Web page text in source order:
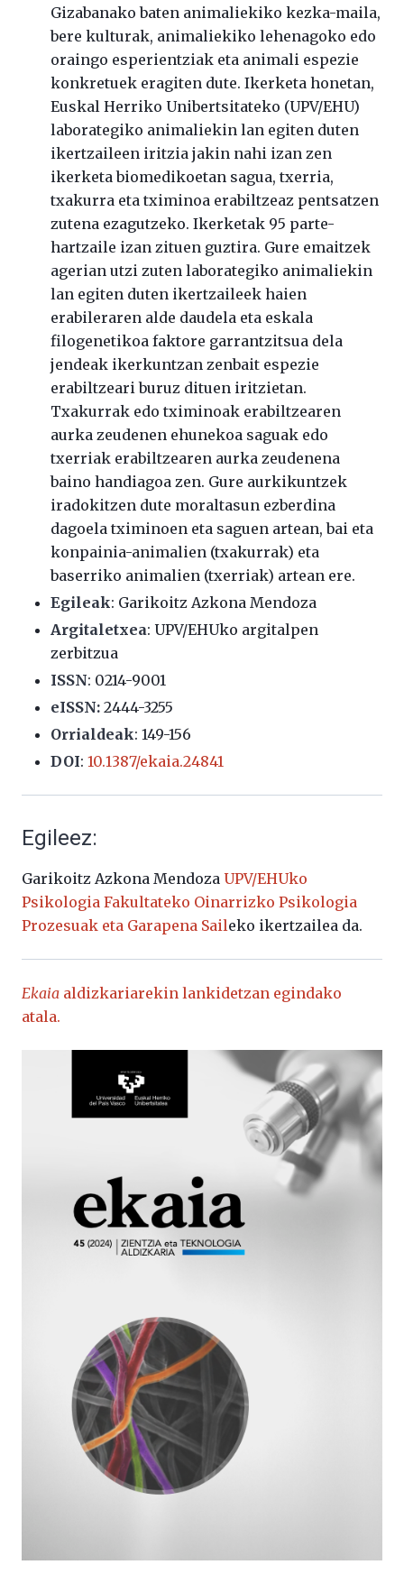
Gizabanako baten animaliekiko kezka-maila,
bere kulturak, animaliekiko lehenagoko edo
oraingo esperientziak eta animali espezie
konkretuek eragiten dute. Ikerketa honetan,
Euskal Herriko Unibertsitateko (UPV/EHU)
laborategiko animaliekin lan egiten duten
ikertzaileen iritzia jakin nahi izan zen
ikerketa biomedikoetan sagua, txerria,
txakurra eta tximinoa erabiltzeaz pentsatzen
zutena ezagutzeko. Ikerketak 95 parte-
hartzaile izan zituen guztira. Gure emaitzek
agerian utzi zuten laborategiko animaliekin
lan egiten duten ikertzaileek haien
erabileraren alde daudela eta eskala
filogenetikoa faktore garrantzitsua dela
jendeak ikerkuntzan zenbait espezie
erabiltzeari buruz dituen iritzietan.
Txakurrak edo tximinoak erabiltzearen
aurka zeudenen ehunekoa saguak edo
txerriak erabiltzearen aurka zeudenena
baino handiagoa zen. Gure aurkikuntzek
iradokitzen dute moraltasun ezberdina
dagoela tximinoen eta saguen artean, bai eta
konpainia-animalien (txakurrak) eta
baserriko animalien (txerriak) artean ere.
Egileak: Garikoitz Azkona Mendoza
Argitaletxea: UPV/EHUko argitalpen
zerbitzua
ISSN: 0214-9001
eISSN: 2444-3255
Orrialdeak: 149-156
DOI: 10.1387/ekaia.24841
Egileez:
Garikoitz Azkona Mendoza UPV/EHUko
Psikologia Fakultateko Oinarrizko Psikologia
Prozesuak eta Garapena Saileko ikertzailea da.
Ekaia aldizkariarekin lankidetzan egindako
atala.